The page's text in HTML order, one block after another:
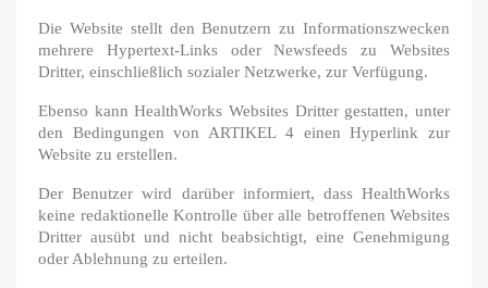
Die Website stellt den Benutzern zu Informationszwecken
mehrere Hypertext-Links oder Newsfeeds zu Websites
Dritter, einschließlich sozialer Netzwerke, zur Verfügung.
Ebenso kann HealthWorks Websites Dritter gestatten, unter
den Bedingungen von ARTIKEL 4 einen Hyperlink zur
Website zu erstellen.
Der Benutzer wird darüber informiert, dass HealthWorks
keine redaktionelle Kontrolle über alle betroffenen Websites
Dritter ausübt und nicht beabsichtigt, eine Genehmigung
oder Ablehnung zu erteilen.